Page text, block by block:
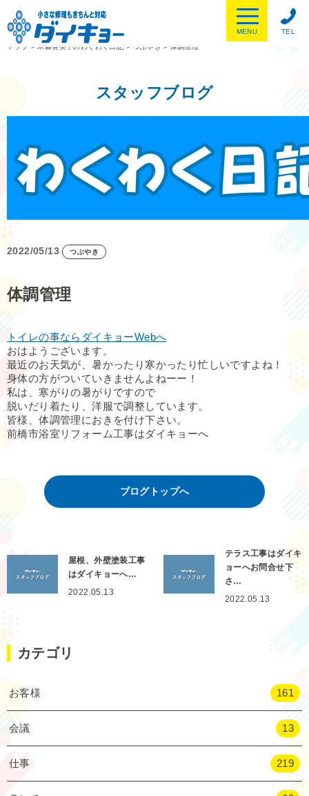
TEL
MENU
トップ
> 木暮喜美子のわくわく日記 > つぶやき > 体調管理
スタッフブログ
2022/05/13 つぶやき
体調管理
トイレの事ならダイキョーWebへ
おはようございます。
最近のお天気が、暑かったり寒かったり忙しいですよね！
身体の方がついていきませんよねーー！
私は、寒がりの暑がりですので
脱いだり着たり、洋服で調整しています。
皆様、体調管理におきを付け下さい。
前橋市浴室リフォーム工事はダイキョーへ
ブログトップへ
屋根、外壁塗装工事
はダイキョーへ…
2022.05.13
テラス工事はダイキ
ョーへお問合せ下
さ…
2022.05.13
カテゴリ
お客様 161
会議 13
仕事 219